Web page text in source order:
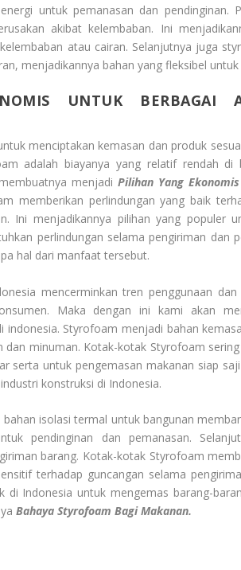
untuk pemanasan dan pendinginan.
akibat kelembaban. Ini
atau cairan. Selanjutnya juga
menjadikannya bahan yang fleksibel untuk
UNTUK BERBAGAI
menciptakan kemasan dan produk
adalah biayanya yang relatif rendah di
menjadiPilihan Yang
memberikan perlindungan yang baik
Ini menjadikannya pilihan yang populer
perlindungan selama pengiriman dan
hal dari manfaat tersebut.
mencerminkan tren penggunaan
Maka dengan ini kami akan
Styrofoam menjadi bahan
minuman. Kotak-kotak Styrofoam
serta untuk pengemasan makanan siap
konstruksi di Indonesia.
bahan isolasi termal untuk bangunan
pendinginan dan pemanasan.
barang. Kotak-kotak Styrofoam
terhadap guncangan selama
di Indonesia untuk mengemas barang-
Bahaya Styrofoam Bagi Makanan.